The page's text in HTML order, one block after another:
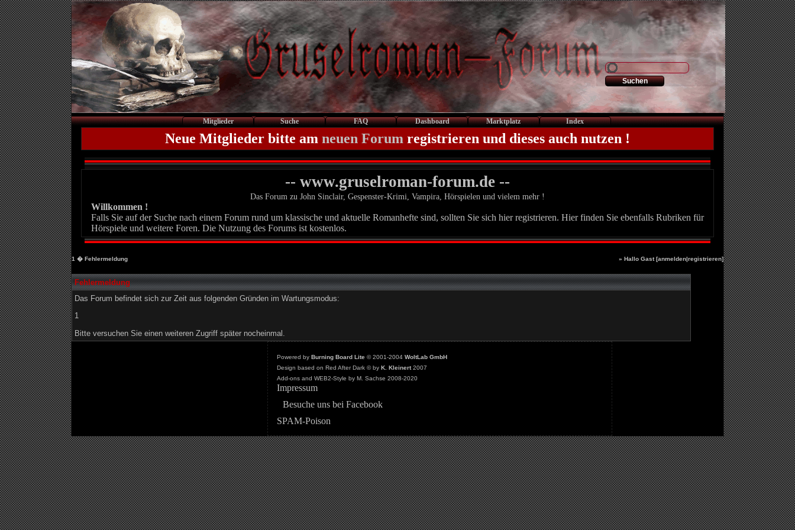
Mitglieder Suche FAQ Dashboard Marktplatz Index
Neue Mitglieder bitte am neuen Forum registrieren und dieses auch nutzen !
-- www.gruselroman-forum.de --
Das Forum zu John Sinclair, Gespenster-Krimi, Vampira, Hörspielen und vielem mehr !
Willkommen !
Falls Sie auf der Suche nach einem Forum rund um klassische und aktuelle Romanhefte sind, sollten Sie sich hier registrieren. Hier finden Sie ebenfalls Rubriken für
Hörspiele und weitere Foren. Die Nutzung des Forums ist kostenlos.
1 � Fehlermeldung » Hallo Gast [anmelden|registrieren]
Fehlermeldung
Das Forum befindet sich zur Zeit aus folgenden Gründen im Wartungsmodus:
1
Bitte versuchen Sie einen weiteren Zugriff später nocheinmal.
Powered by Burning Board Lite© 2001-2004 WoltLab GmbH
Design based on Red After Dark © by K. Kleinert2007
Add-ons and WEB2-Style by M. Sachse 2008-2020
Impressum
Besuche uns bei Facebook
SPAM-Poison